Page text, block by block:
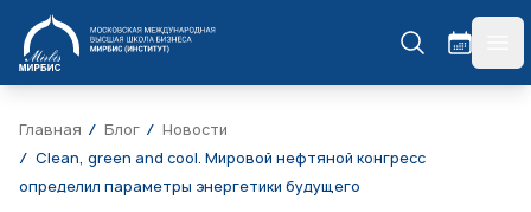
МИРБИС
Главная Блог
Новости
Сlean, green and cool. Мировой нефтяной конгресс
определил параметры энергетики будущего